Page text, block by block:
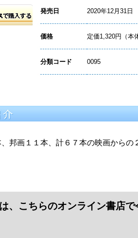
発売日 2020年12月31日
価格 定価1,320円（本
分類コード 0095
邦画１１本、計６７本の映画からの
、こちらのオンライン書店